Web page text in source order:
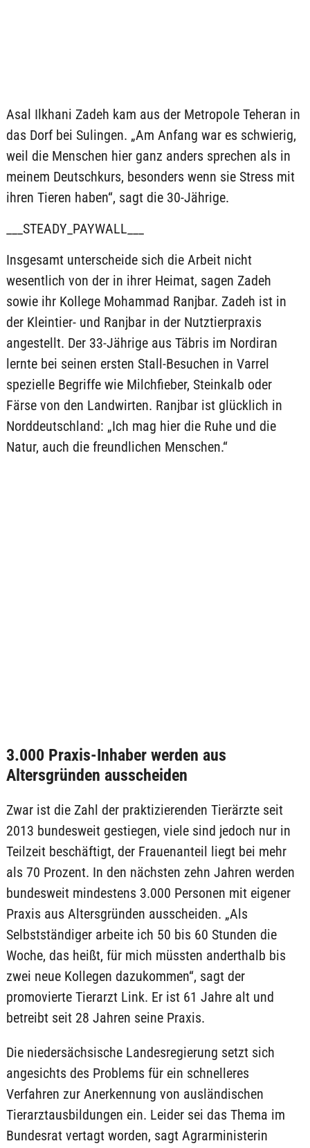
Asal Ilkhani Zadeh kam aus der Metropole Teheran in
das Dorf bei Sulingen. „Am Anfang war es schwierig,
weil die Menschen hier ganz anders sprechen als in
meinem Deutschkurs, besonders wenn sie Stress mit
ihren Tieren haben“, sagt die 30-Jährige.
___STEADY_PAYWALL___
Insgesamt unterscheide sich die Arbeit nicht
wesentlich von der in ihrer Heimat, sagen Zadeh
sowie ihr Kollege Mohammad Ranjbar. Zadeh ist in
der Kleintier- und Ranjbar in der Nutztierpraxis
angestellt. Der 33-Jährige aus Täbris im Nordiran
lernte bei seinen ersten Stall-Besuchen in Varrel
spezielle Begriffe wie Milchfieber, Steinkalb oder
Färse von den Landwirten. Ranjbar ist glücklich in
Norddeutschland: „Ich mag hier die Ruhe und die
Natur, auch die freundlichen Menschen.“
3.000 Praxis-Inhaber werden aus
Altersgründen ausscheiden
Zwar ist die Zahl der praktizierenden Tierärzte seit
2013 bundesweit gestiegen, viele sind jedoch nur in
Teilzeit beschäftigt, der Frauenanteil liegt bei mehr
als 70 Prozent. In den nächsten zehn Jahren werden
bundesweit mindestens 3.000 Personen mit eigener
Praxis aus Altersgründen ausscheiden. „Als
Selbstständiger arbeite ich 50 bis 60 Stunden die
Woche, das heißt, für mich müssten anderthalb bis
zwei neue Kollegen dazukommen“, sagt der
promovierte Tierarzt Link. Er ist 61 Jahre alt und
betreibt seit 28 Jahren seine Praxis.
Die niedersächsische Landesregierung setzt sich
angesichts des Problems für ein schnelleres
Verfahren zur Anerkennung von ausländischen
Tierarztausbildungen ein. Leider sei das Thema im
Bundesrat vertagt worden, sagt Agrarministerin